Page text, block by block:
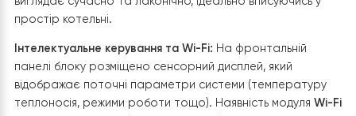
Внутрішній вузол системи — гідромодуль
увагою до компактності та зручності обслуговування.
Ключові особливості встановлення: